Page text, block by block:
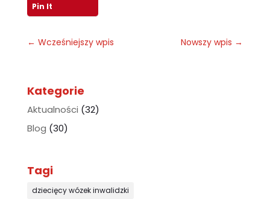
Pin It
← Wcześniejszy wpis Nowszy wpis →
Kategorie
Aktualności (32)
Blog (30)
Tagi
dziecięcy wózek inwalidzki